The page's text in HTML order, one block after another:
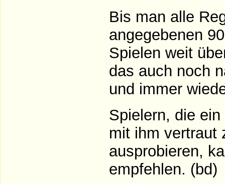
Bis man alle
angegebenen
Spielen weit
das auch noch
und immer
Spielern, die
mit ihm vertraut
ausprobieren,
empfehlen. (bd)